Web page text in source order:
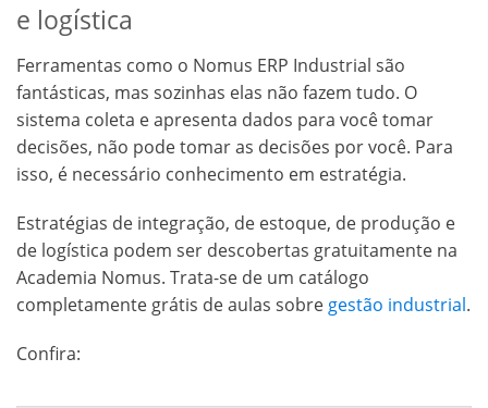
e logística
Ferramentas como o Nomus ERP Industrial são
fantásticas, mas sozinhas elas não fazem tudo. O
sistema coleta e apresenta dados para você tomar
decisões, não pode tomar as decisões por você. Para
isso, é necessário conhecimento em estratégia.
Estratégias de integração, de estoque, de produção e
de logística podem ser descobertas gratuitamente na
Academia Nomus. Trata-se de um catálogo
completamente grátis de aulas sobre gestão industrial.
Confira: